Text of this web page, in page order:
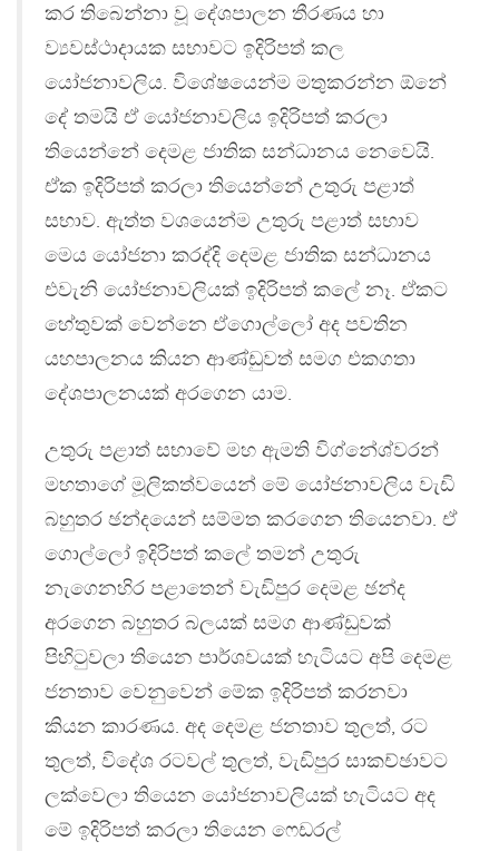
කර තිබෙන්නා වූ දේශපාලන තීරණය හා
ව්‍යවස්ථාදායක සභාවට ඉදිරිපත් කල
යෝජනාවලිය. විශේෂයෙන්ම මතුකරන්න ඕනේ
දේ තමයි ඒ යෝජනාවලිය ඉදිරිපත් කරලා
තියෙන්නේ දෙමළ ජාතික සන්ධානය නෙවෙයි.
ඒක ඉදිරිපත් කරලා තියෙන්නේ උතුරු පළාත්
සභාව. ඇත්ත වශයෙන්ම උතුරු පළාත් සභාව
මෙය යෝජනා කරද්දි දෙමළ ජාතික සන්ධානය
එවැනි යෝජනාවලියක් ඉදිරිපත් කලේ නෑ. ඒකට
හේතුවක් වෙන්නෙ ඒගොල්ලෝ අද පවතින
යහපාලනය කියන ආණ්ඩුවත් සමග එකගතා
දේශපාලනයක් අරගෙන යාම.
උතුරු පළාත් සභාවේ මහ ඇමති විග්නේශ්වරන්
මහතාගේ මූලිකත්වයෙන් මේ යෝජනාවලිය වැඩි
බහුතර ඡන්දයෙන් සම්මත කරගෙන තියෙනවා. ඒ
ගොල්ලෝ ඉදිරිපත් කලේ තමන් උතුරු
නැගෙනහිර පළාතෙන් වැඩිපුර දෙමළ ඡන්ද
අරගෙන බහුතර බලයක් සමග ආණ්ඩුවක්
පිහිටුවලා තියෙන පාර්ශවයක් හැටියට අපි දෙමළ
ජනතාව වෙනුවෙන් මේක ඉදිරිපත් කරනවා
කියන කාරණය. අද දෙමළ ජනතාව තුලත්, රට
තුලත්, විදේශ රටවල් තුලත්, වැඩිපුර සාකච්ඡාවට
ලක්වෙලා තියෙන යෝජනාවලියක් හැටියට අද
මේ ඉදිරිපත් කරලා තියෙන ෆෙඩරල්